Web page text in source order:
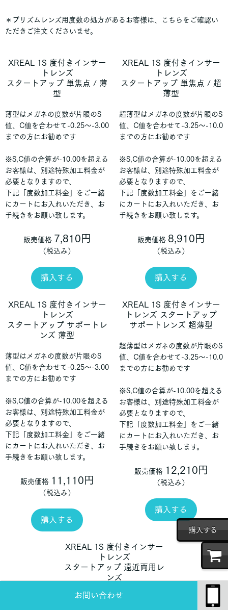
購入する
お問い合わせ
＊プリズムレンズ用度数の処方があるお客様は、こちらをご確認い
ただきご注文くださいませ。
XREAL 1S 度付きインサー
トレンズ
スタートアップ 単焦点 / 薄
型
薄型はメガネの度数が片眼のS
値、C値を合わせて-0.25～-3.00
までの方にお勧めです
※S,C値の合算が-10.00を超える
お客様は、別途特殊加工料金が
必要となりますので、
下記「度数加工料金」をご一緒
にカートにお入れいただき、お
手続きをお願い致します。
販売価格 7,810円
（税込み）
購入する
XREAL 1S 度付きインサー
トレンズ
スタートアップ 単焦点 / 超
薄型
超薄型はメガネの度数が片眼のS
値、C値を合わせて-3.25～-10.0
までの方にお勧めです
※S,C値の合算が-10.00を超える
お客様は、別途特殊加工料金が
必要となりますので、
下記「度数加工料金」をご一緒
にカートにお入れいただき、お
手続きをお願い致します。
販売価格 8,910円
（税込み）
購入する
XREAL 1S 度付きインサー
トレンズ
スタートアップ サポートレ
ンズ 薄型
薄型はメガネの度数が片眼のS
値、C値を合わせて-0.25～-3.00
までの方にお勧めです
※S,C値の合算が-10.00を超える
お客様は、別途特殊加工料金が
必要となりますので、
下記「度数加工料金」をご一緒
にカートにお入れいただき、お
手続きをお願い致します。
販売価格 11,110円
（税込み）
購入する
XREAL 1S 度付きインサー
トレンズ スタートアップ
サポートレンズ 超薄型
超薄型はメガネの度数が片眼のS
値、C値を合わせて-3.25～-10.0
までの方にお勧めです
※S,C値の合算が-10.00を超える
お客様は、別途特殊加工料金が
必要となりますので、
下記「度数加工料金」をご一緒
にカートにお入れいただき、お
手続きをお願い致します。
販売価格 12,210円
（税込み）
購入する
XREAL 1S 度付きインサー
トレンズ
スタートアップ 遠近両用レ
ンズ
※遠近両用レンズの作成には、